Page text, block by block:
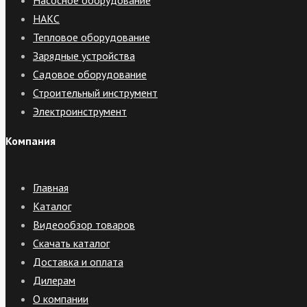
НАКС
Тепловое оборудование
Зарядные устройства
Садовое оборудование
Строительный инструмент
Электроинструмент
Компания
Главная
Каталог
Видеообзор товаров
Скачать каталог
Доставка и оплата
Дилерам
О компании